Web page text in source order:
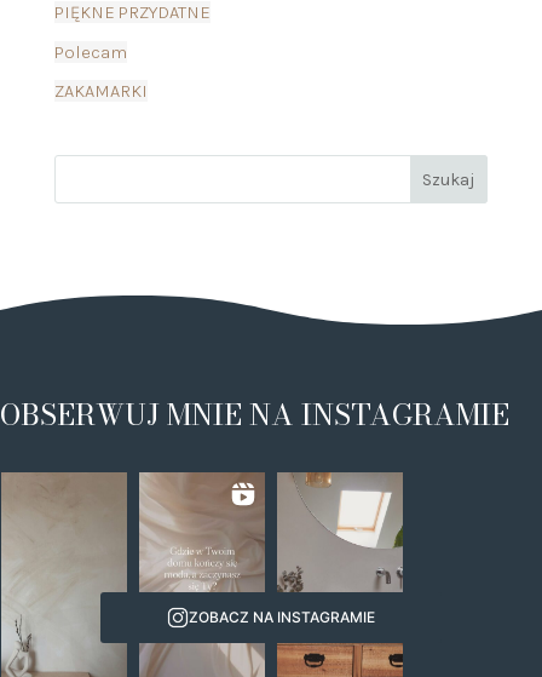
PIĘKNE PRZYDATNE
Polecam
ZAKAMARKI
OBSERWUJ MNIE NA INSTAGRAMIE
ZOBACZ NA INSTAGRAMIE